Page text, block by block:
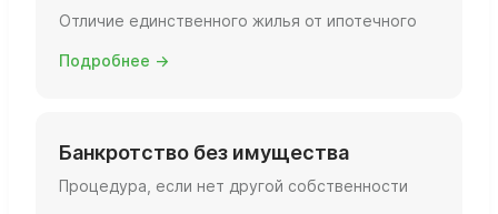
Отличие единственного жилья от ипотечного
Подробнее →
Банкротство без имущества
Процедура, если нет другой собственности